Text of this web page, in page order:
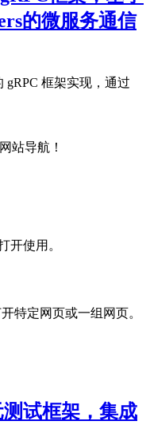
的微服务通信
gRPC 框架实现，通过
站导航！
开使用。
特定网页或一组网页。
测试框架，集成